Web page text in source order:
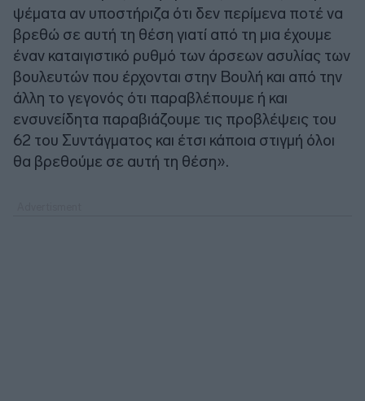
ψέματα αν υποστήριζα ότι δεν περίμενα ποτέ να
βρεθώ σε αυτή τη θέση γιατί από τη μια έχουμε
έναν καταιγιστικό ρυθμό των άρσεων ασυλίας των
βουλευτών που έρχονται στην Βουλή και από την
άλλη το γεγονός ότι παραβλέπουμε ή και
ενσυνείδητα παραβιάζουμε τις προβλέψεις του
62 του Συντάγματος και έτσι κάποια στιγμή όλοι
θα βρεθούμε σε αυτή τη θέση».